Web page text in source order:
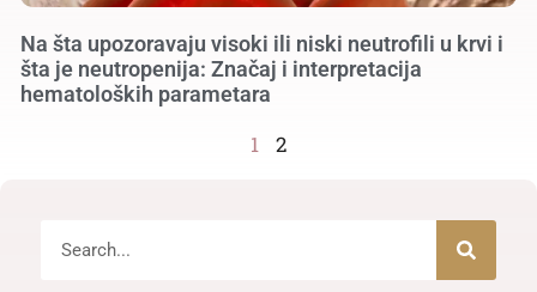
Na šta upozoravaju visoki ili niski neutrofili u krvi i
šta je neutropenija: Značaj i interpretacija
hematoloških parametara
1 2